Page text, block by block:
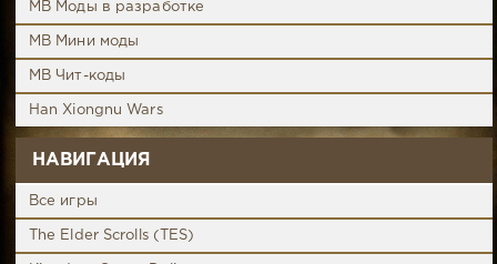
MB Моды в разработке
MB Мини моды
MB Чит-коды
Han Xiongnu Wars
НАВИГАЦИЯ
Все игры
The Elder Scrolls (TES)